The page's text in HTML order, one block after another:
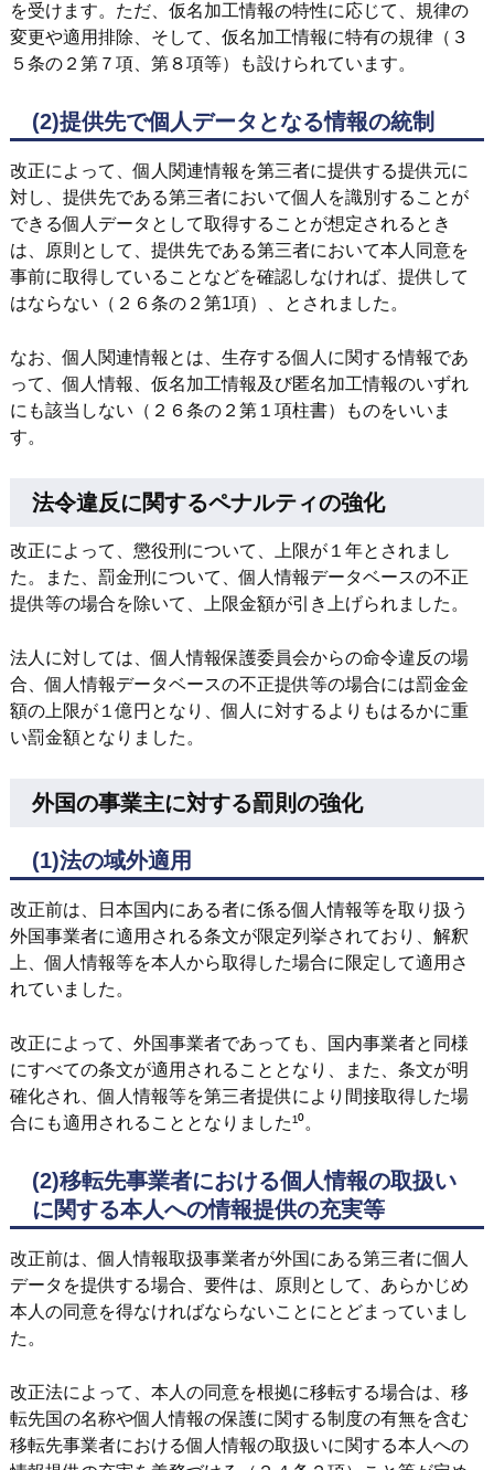
を受けます。ただ、仮名加工情報の特性に応じて、規律の
変更や適用排除、そして、仮名加工情報に特有の規律（３
５条の２第７項、第８項等）も設けられています。
(2)提供先で個人データとなる情報の統制
改正によって、個人関連情報を第三者に提供する提供元に
対し、提供先である第三者において個人を識別することが
できる個人データとして取得することが想定されるとき
は、原則として、提供先である第三者において本人同意を
事前に取得していることなどを確認しなければ、提供して
はならない（２６条の２第1項）、とされました。
なお、個人関連情報とは、生存する個人に関する情報であ
って、個人情報、仮名加工情報及び匿名加工情報のいずれ
にも該当しない（２６条の２第１項柱書）ものをいいま
す。
法令違反に関するペナルティの強化
改正によって、懲役刑について、上限が１年とされまし
た。また、罰金刑について、個人情報データベースの不正
提供等の場合を除いて、上限金額が引き上げられました。
法人に対しては、個人情報保護委員会からの命令違反の場
合、個人情報データベースの不正提供等の場合には罰金金
額の上限が１億円となり、個人に対するよりもはるかに重
い罰金額となりました。
外国の事業主に対する罰則の強化
(1)法の域外適用
改正前は、日本国内にある者に係る個人情報等を取り扱う
外国事業者に適用される条文が限定列挙されており、解釈
上、個人情報等を本人から取得した場合に限定して適用さ
れていました。
改正によって、外国事業者であっても、国内事業者と同様
にすべての条文が適用されることとなり、また、条文が明
確化され、個人情報等を第三者提供により間接取得した場
合にも適用されることとなりました¹⁰。
(2)移転先事業者における個人情報の取扱い
に関する本人への情報提供の充実等
改正前は、個人情報取扱事業者が外国にある第三者に個人
データを提供する場合、要件は、原則として、あらかじめ
本人の同意を得なければならないことにとどまっていまし
た。
改正法によって、本人の同意を根拠に移転する場合は、移
転先国の名称や個人情報の保護に関する制度の有無を含む
移転先事業者における個人情報の取扱いに関する本人への